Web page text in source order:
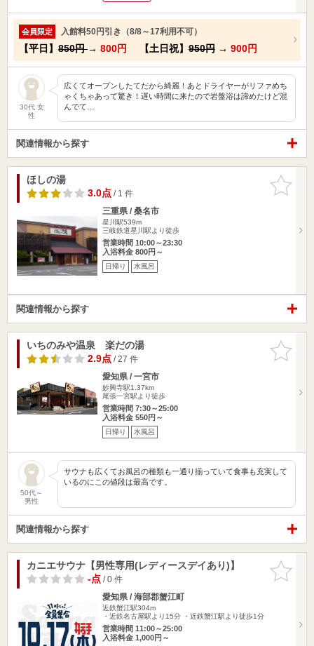
会員限定 入館料50円引き（8/8～17利用不可）
【平日】 850円→ 800円 【土日祝】 950円 → 900円
30代 女
性
広くてオープンしたてだから綺麗！あとドライヤーがリファめち
ゃくちゃあって驚き！遅い時間に来たので岩盤浴は諦めたけど混
んでて…
関連情報から探す
お気に入
りに追加
ほしの湯
3.0点/ 1 件
三重県 / 桑名市
星川駅539m
三岐鉄道星川駅より徒歩
営業時間 10:00～23:30
入浴料金 800円～
日帰り 水風呂
関連情報から探す
お気に入
りに追加
いちのみや温泉 楽だの湯
2.9点/ 27 件
愛知県 / 一宮市
妙興寺駅1.37km
尾張一宮駅より徒歩
営業時間 7:30～25:00
入浴料金 550円～
日帰り 水風呂
50代～
男性
サウナも広くてお風呂の種類も一通り揃っていて食事も充実して
いるのにこの値段は最高です。
関連情報から探す
お気に入
りに追加
カニエサウナ【男性専用(レディースデイあり)】
-点/ 0 件
愛知県 / 海部郡蟹江町
近鉄蟹江駅304m
・近鉄名古屋駅より15分 ・近鉄蟹江駅より徒歩1分
営業時間 11:00～25:00
入浴料金 1,000円～